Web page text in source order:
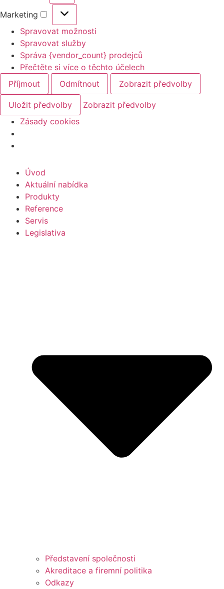
Marketing
Spravovat možnosti
Spravovat služby
Správa {vendor_count} prodejců
Přečtěte si více o těchto účelech
Příjmout
Odmítnout Zobrazit předvolby
Uložit předvolby
Zobrazit předvolby
Zásady cookies
Úvod
Aktuální nabídka
Produkty
Reference
Servis
Legislativa
Představení společnosti
Akreditace a firemní politika
Odkazy